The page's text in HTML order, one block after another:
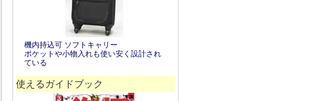
機内持込可 ソフトキャリー
ポケットや小物入れも使い安く設計され
ている
使えるガイドブック